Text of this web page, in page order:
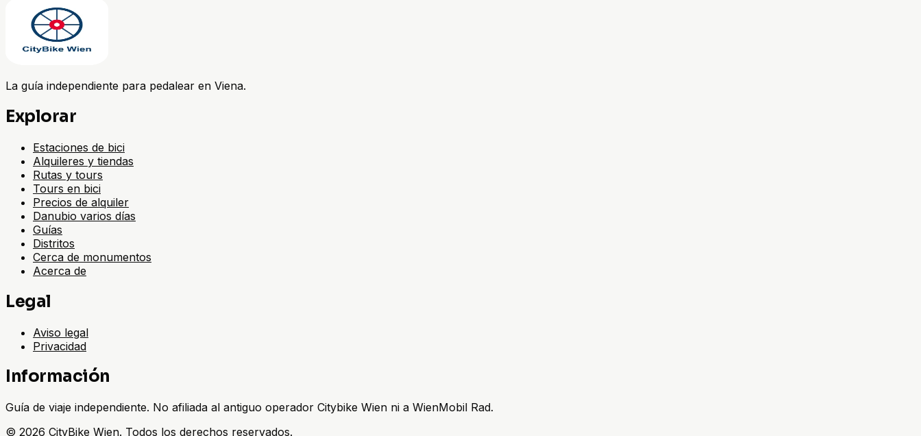
La guía independiente para pedalear en Viena.
Explorar
Estaciones de bici
Alquileres y tiendas
Rutas y tours
Tours en bici
Precios de alquiler
Danubio varios días
Guías
Distritos
Cerca de monumentos
Acerca de
Legal
Aviso legal
Privacidad
Información
Guía de viaje independiente. No afiliada al antiguo operador Citybike Wien ni a WienMobil Rad.
© 2026 CityBike Wien. Todos los derechos reservados.